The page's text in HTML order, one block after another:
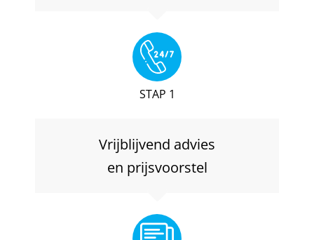
STAP 1
Vrijblijvend advies
en prijsvoorstel